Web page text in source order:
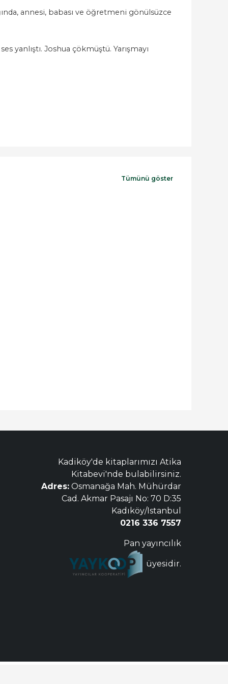
annesi, babası ve öğretmeni gönülsüzce
yanlıştı. Joshua çökmüştü. Yarışmayı
Tümünü göster
Kadiköy'de kitaplarımızı Atika
Kitabevi'nde bulabilirsiniz.
Adres: Osmanağa Mah. Mühürdar
Cad. Akmar Pasajı No: 70 D:35
Kadıköy/Istanbul
0216 336 7557
Pan yayıncılık
üyesidir.